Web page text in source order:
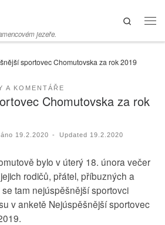
jezeře.
Search
sportovec Chomutovska za rok 2019
A KOMENTÁŘE
Chomutovska za rok
19.2.2020 - Updated 19.2.2020
bylo v úterý 18. února večer
rodičů, přátel, příbuzných a
tam nejúspěšnější sportovci
v anketě Nejúspěšnější sportovec